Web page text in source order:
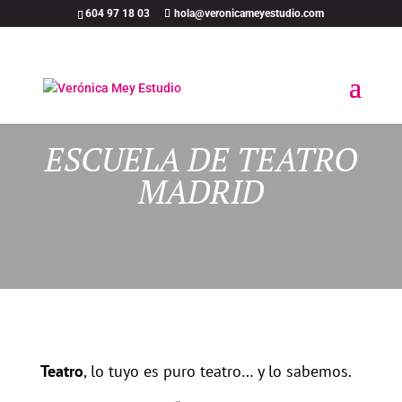
604 97 18 03 hola@veronicameyestudio.com
ESCUELA DE TEATRO
MADRID
Teatro, lo tuyo es puro teatro… y lo sabemos.